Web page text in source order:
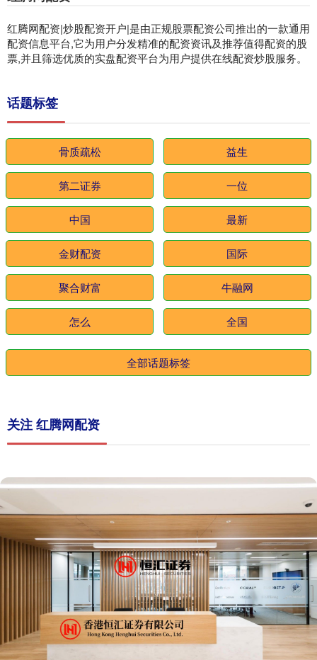
红腾网配资|炒股配资开户|是由正规股票配资公司推出的一款通用
配资信息平台,它为用户分发精准的配资资讯及推荐值得配资的股
票,并且筛选优质的实盘配资平台为用户提供在线配资炒股服务。
话题标签
骨质疏松 益生
第二证券 一位
中国 最新
金财配资 国际
聚合财富 牛融网
怎么 全国
全部话题标签
关注 红腾网配资